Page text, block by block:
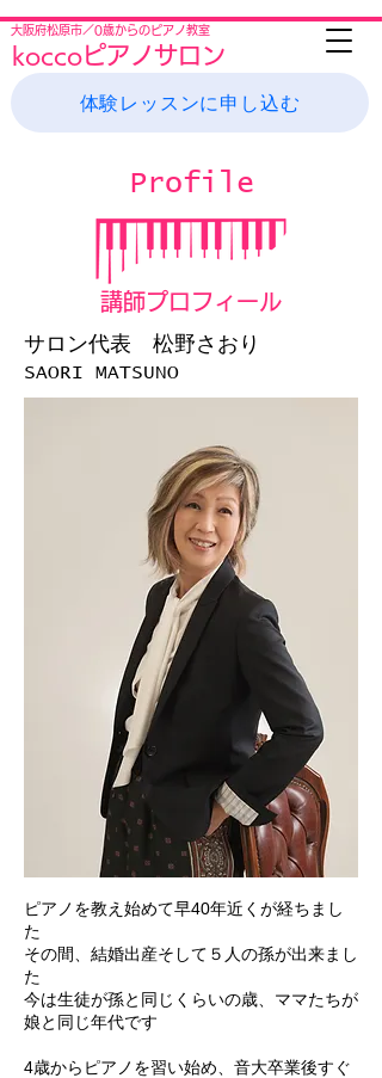
大阪府松原市／0歳からのピアノ教室
koccoピアノサロン
体験レッスンに申し込む
Profile
講師プロフィール
サロン代表 松野さおり
SAORI MATSUNO
ピアノを教え始めて早40年近くが経ちまし
た
その間、結婚出産そして５人の孫が出来まし
た
今は生徒が孫と同じくらいの歳、ママたちが
娘と同じ年代です
4歳からピアノを習い始め、音大卒業後すぐ